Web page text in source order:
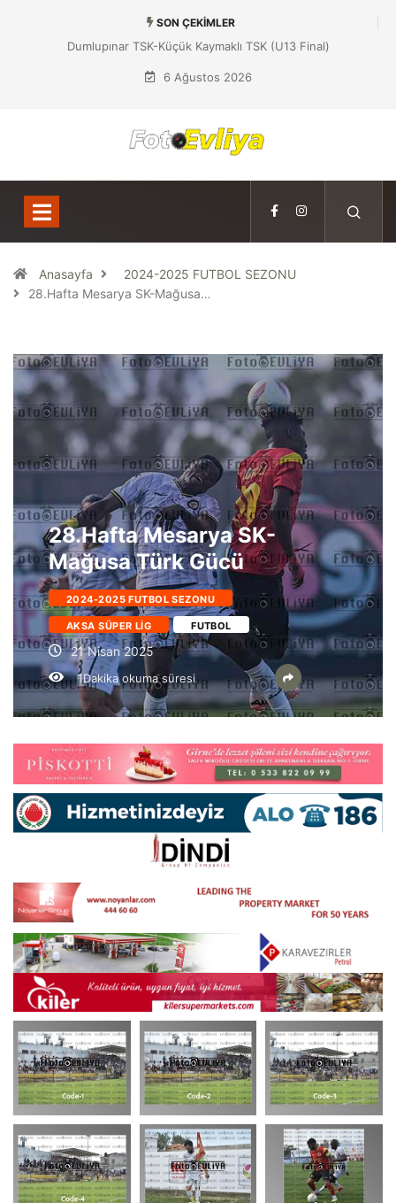
SON ÇEKIMLER
Dumlupınar TSK-Küçük Kaymaklı TSK (U13 Final)
6 Ağustos 2026
Anasayfa
2024-2025 FUTBOL SEZONU
28.Hafta Mesarya SK-Mağusa…
28.Hafta Mesarya SK-
Mağusa Türk Gücü
2024-2025 FUTBOL SEZONU
AKSA SÜPER LIG FUTBOL
21 Nisan 2025
1Dakika okuma süresi